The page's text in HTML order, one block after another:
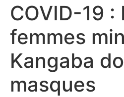
COVID-19 :
femmes
Kangaba
masques